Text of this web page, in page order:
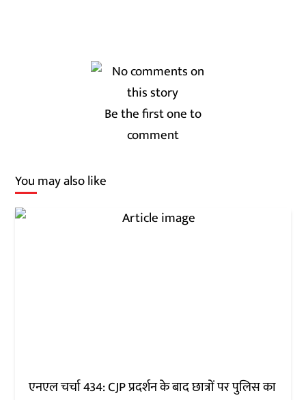
Be the first one to
comment
You may also like
एनएल चर्चा 434: CJP प्रदर्शन के बाद छात्रों पर पुलिस का